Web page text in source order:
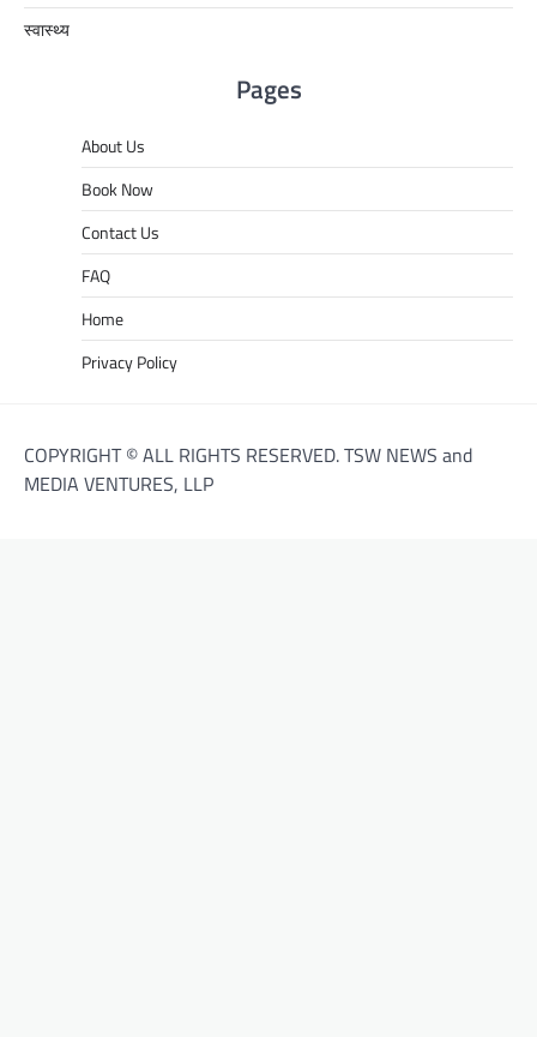
स्वास्थ्य
Pages
About Us
Book Now
Contact Us
FAQ
Home
Privacy Policy
COPYRIGHT © ALL RIGHTS RESERVED. TSW NEWS and
MEDIA VENTURES, LLP